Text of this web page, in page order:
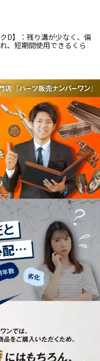
クD】：残り溝が少なく、偏
、短期間使用できるくら